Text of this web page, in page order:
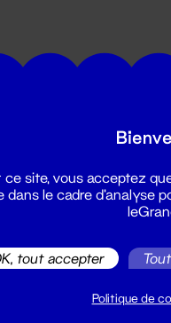
les
ce site, vous acceptez
dans le cadre d'analyse
tout accepter
Politique de